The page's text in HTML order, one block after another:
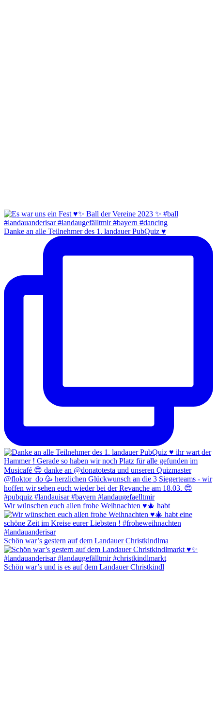
Danke an alle Teilnehmer des 1. landauer PubQuiz ♥
Wir wünschen euch allen frohe Weihnachten ♥️🎄 habt
Schön war’s gestern auf dem Landauer Christkindlma
Schön war’s und is es auf dem Landauer Christkindl